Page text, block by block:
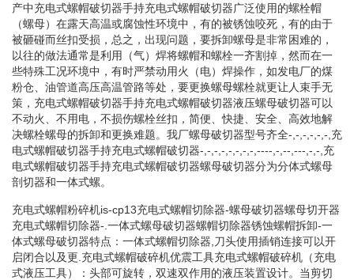
产中充电式螺帽破切器手持充电式螺帽破切器广泛使用的螺栓帽
（螺母）在露天高温或腐蚀性环境中，有的被锈蚀咬死，有的由于
被砸碰而丝扣受损，总之，出现问题，要拆卸螺母是非常困难的，
以往的做法通常是利用（气）焊将螺帽和螺栓一齐割掉，然而在一
些特殊工况环境中，有时严禁动用火（电）焊操作，如发电厂的煤
粉仓、油管道高压高温管路等处，要更换螺母螺栓就更让人束手无
策，充电式螺帽破切器手持充电式螺帽破切器液压螺母破切器可以
不动火、不用电，不损伤螺栓丝扣，简便、快捷、安全、高效地解
决螺栓螺母的拆卸和更换难题。我厂螺母破切器型号齐全-,-,-,-,-,-,充
电式螺帽破切器手持充电式螺帽破切器-,-,-,-,-,-,-,-,----,-,--,---,-,-,充
电式螺帽破切器手持充电式螺帽破切器螺母破切器分为分体式螺母
剖切器和一体式螺。
充电式螺帽粉碎机is-cp13充电式螺帽切除器-螺母破切器螺母切开器
充电式螺帽切除器-.一体式螺母破切器螺帽切除器锈蚀螺帽拆卸-一
体式螺母破切器特点：一体式螺帽切除器,刀头使用插销连接可以开
启闭合以及更.充电式螺帽破碎机优震工具充电式螺帽破碎机（充电
式液压工具）：头部可旋转，双速双作用的液压装置设计。当剪切